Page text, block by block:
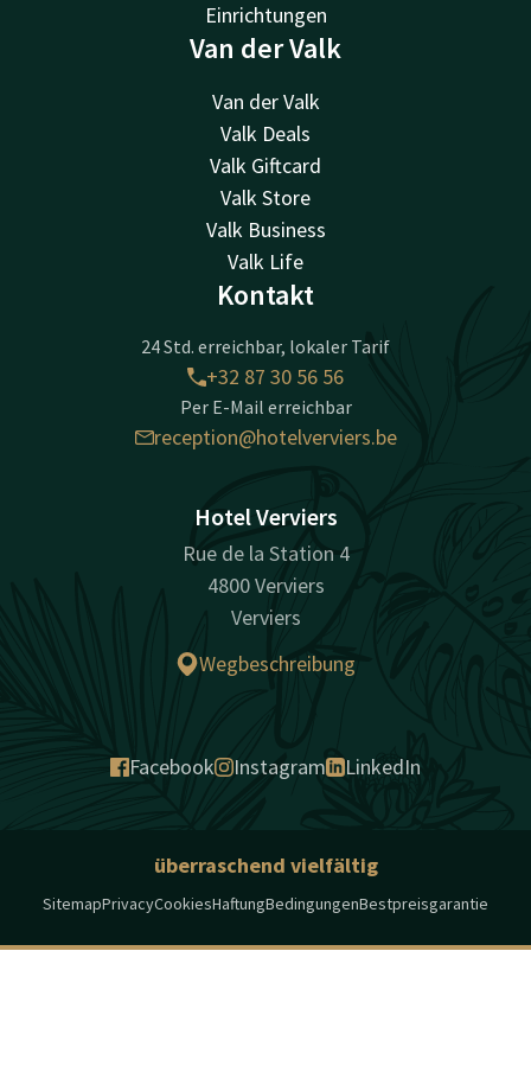
Einrichtungen
Van der Valk
Van der Valk
Valk Deals
Valk Giftcard
Valk Store
Valk Business
Valk Life
Kontakt
24 Std. erreichbar, lokaler Tarif
+32 87 30 56 56
Per E-Mail erreichbar
reception@hotelverviers.be
Hotel Verviers
Rue de la Station 4
4800 Verviers
Verviers
Wegbeschreibung
Facebook Instagram LinkedIn
überraschend vielfältig
SitemapPrivacyCookiesHaftungBedingungenBestpreisgarantie